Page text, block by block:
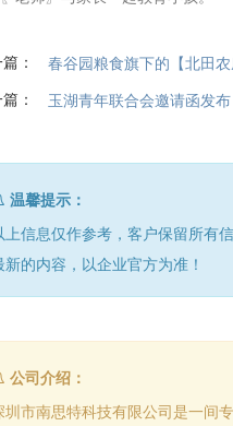
：
春谷园粮食旗下的【北田
：
玉湖青年联合会邀请函发布
温馨提示：
上信息仅作参考，客户保留所有
新的内容，以企业官方为准！
公司介绍：
圳市南思特科技有限公司是一间